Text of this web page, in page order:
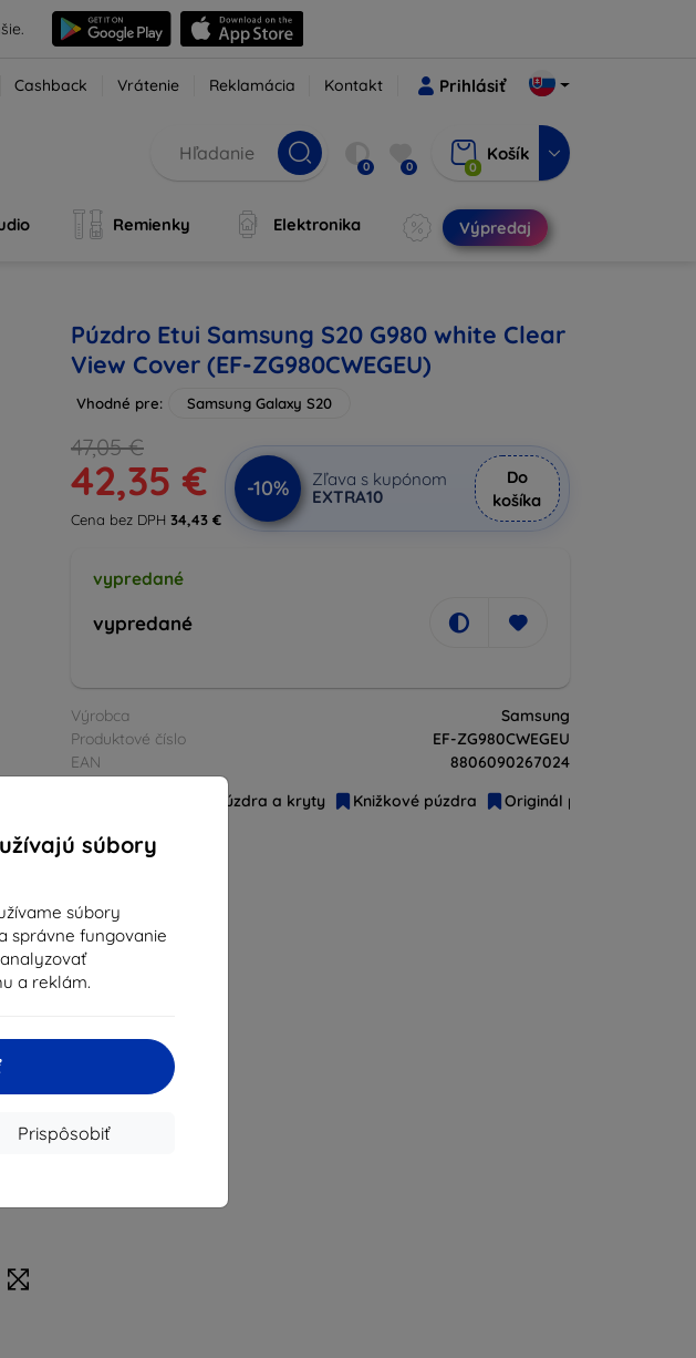
súbory
súbory
správne fungovanie
a reklám.
Prispôsobiť
Cashback Vrátenie Reklamácia Kontakt Prihlásiť
0 0 0
Košík
Remienky Elektronika Výpredaj
Púzdro Etui Samsung S20 G980 white Clear
View Cover (EF-ZG980CWEGEU)
Vhodné pre: Samsung Galaxy S20
47,05 €
42,35 €
Cena bez DPH 34,43 €
-10%
Zľava s kupónom
EXTRA10
Do
košíka
vypredané
vypredané
Výrobca
Samsung
Produktové číslo
EF-ZG980CWEGEU
EAN
8806090267024
Púzdra a kryty Knižkové púzdra Originál príslušenstvo